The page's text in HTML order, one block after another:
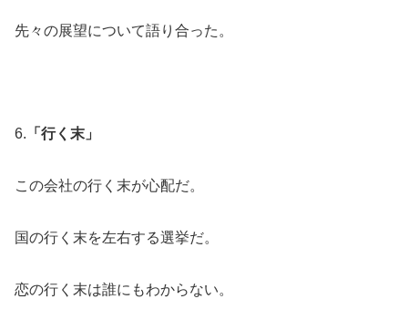
先々の展望について語り合った。
6. 「行く末」
この会社の行く末が心配だ。
国の行く末を左右する選挙だ。
恋の行く末は誰にもわからない。